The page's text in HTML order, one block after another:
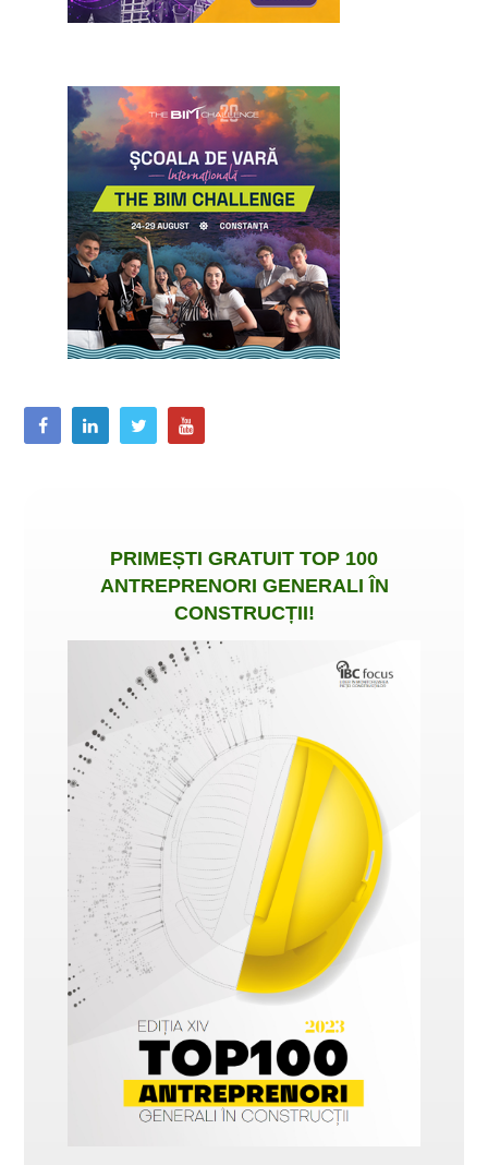
PRIMEȘTI GRATUIT TOP 100
ANTREPRENORI GENERALI ÎN
CONSTRUCȚII!